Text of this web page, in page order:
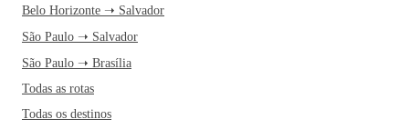
Belo Horizonte ➝ Salvador
São Paulo ➝ Salvador
São Paulo ➝ Brasília
Todas as rotas
Todas os destinos